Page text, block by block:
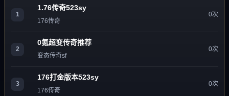
1
1.76传奇523sy
176传奇
0次
2
0氪超变传奇推荐
变态传奇sf
0次
3
176打金版本523sy
176传奇
0次